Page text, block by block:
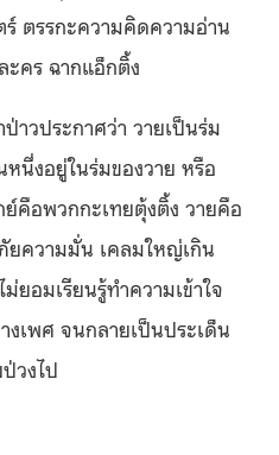
ตรรกะความคิดความอ่าน
ะคร ฉากแอ็กติ้ง
าวประกาศว่า วายเป็นร่ม
นึ่งอยู่ในร่มของวาย หรือ
คือพวกกะเทยตุ้งติ้ง วายคือ
ยความมั่น เคลมใหญ่เกิน
ยอมเรียนรู้ทำความเข้าใจ
เพศ จนกลายเป็นประเด็น
วงไป